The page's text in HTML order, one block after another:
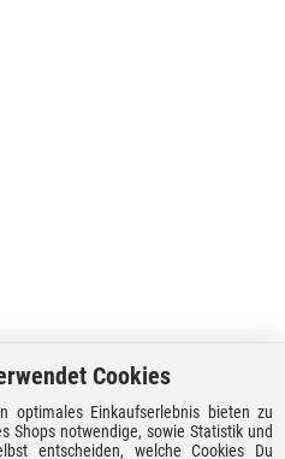
Cookies
optimales Einkaufserlebnis bieten zu
Shops notwendige, sowie Statistik und
entscheiden, welche Cookies Du